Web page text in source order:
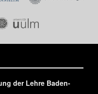
der Lehre Baden-